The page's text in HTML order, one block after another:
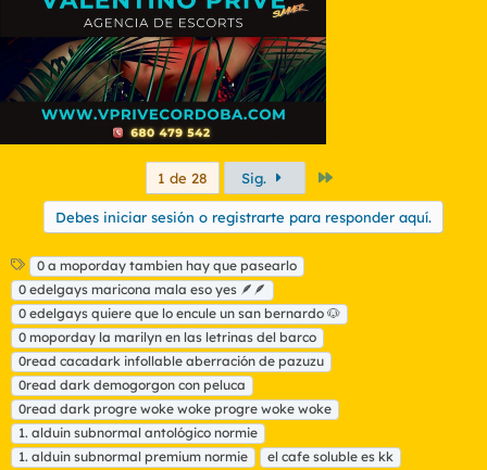
1 de 28 Sig.
Debes iniciar sesión o registrarte para responder aquí.
E
t
i
q
u
e
t
a
s
0 a moporday tambien hay que pasearlo
0 edelgays maricona mala eso yes 🪶🪶
0 edelgays quiere que lo encule un san bernardo 🐶
0 moporday la marilyn en las letrinas del barco
0read cacadark infollable aberración de pazuzu
0read dark demogorgon con peluca
0read dark progre woke woke progre woke woke
1. alduin subnormal antológico normie
1. alduin subnormal premium normie
el cafe soluble es kk